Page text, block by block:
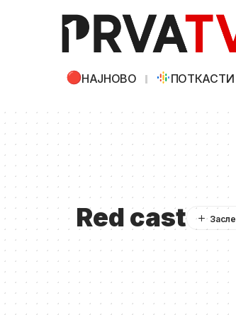
НАЈНОВО ПОТКАСТИ
Red cast